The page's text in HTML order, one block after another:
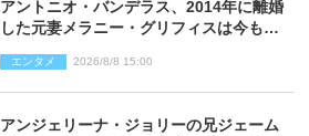
アントニオ・バンデラス、2014年に離婚
した元妻メラニー・グリフィスは今も
エンタメ 2026/8/8 15:00
アンジェリーナ・ジョリーの兄ジェーム